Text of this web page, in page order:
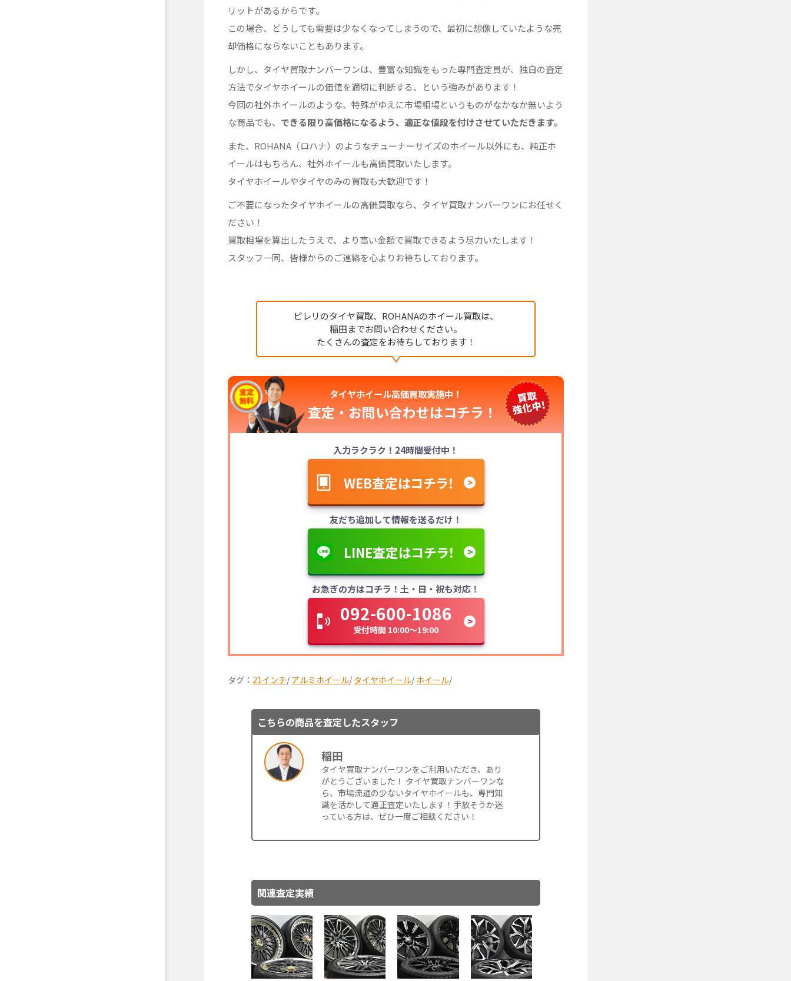
リットがあるからです。
この場合、どうしても需要は少なくなってしまうので、最初に想像していたような売
却価格にならないこともあります。
しかし、タイヤ買取ナンバーワンは、豊富な知識をもった専門査定員が、独自の査定
方法でタイヤホイールの価値を適切に判断する、という強みがあります！
今回の社外ホイールのような、特殊がゆえに市場相場というものがなかなか無いよう
な商品でも、 できる限り高価格になるよう、適正な値段を付けさせていただきます。
また、ROHANA（ロハナ）のようなチューナーサイズのホイール以外にも、純正ホ
イールはもちろん、社外ホイールも高価買取いたします。
タイヤホイールやタイヤのみの買取も大歓迎です！
ご不要になったタイヤホイールの高価買取なら、タイヤ買取ナンバーワンにお任せく
ださい！
買取相場を算出したうえで、より高い金額で買取できるよう尽力いたします！
スタッフ一同、皆様からのご連絡を心よりお待ちしております。
ピレリのタイヤ買取、ROHANAのホイール買取は、
稲田までお問い合わせください。
たくさんの査定をお待ちしております！
タイヤホイール高価買取実施中！
査定・お問い合わせはコチラ！
入力ラクラク！24時間受付中！
WEB査定はコチラ！
友だち追加して情報を送るだけ！
LINE査定はコチラ！
お急ぎの方はコチラ！土・日・祝も対応！
092-600-1086
受付時間 10:00～19:00
タグ： 21インチ/ アルミホイール/ タイヤホイール/ ホイール/
こちらの商品を査定したスタッフ
稲田
タイヤ買取ナンバーワンをご利用いただき、あり
がとうございました！ タイヤ買取ナンバーワンな
ら、市場流通の少ないタイヤホイールも、専門知
識を活かして適正査定いたします！手放そうか迷
っている方は、ぜひ一度ご相談ください！
関連査定実績